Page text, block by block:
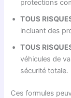
protections
TOUS
incluant des
TOUS
véhicules de
sécurité totale.
Ces formules